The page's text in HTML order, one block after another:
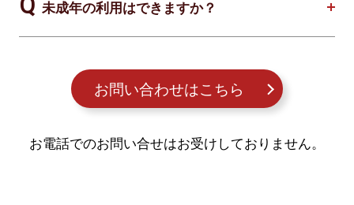
未成年の利用はできますか？
お問い合わせはこちら
お電話でのお問い合せはお受けしておりません。